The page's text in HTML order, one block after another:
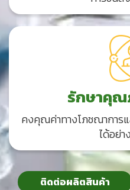
รักษาคุณ
คงคุณค่าทางโภชณาการ
ได้อย่
ติดต่อผลิตสินค้า